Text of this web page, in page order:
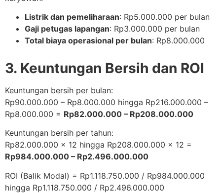
Listrik dan pemeliharaan: Rp5.000.000 per bulan
Gaji petugas lapangan: Rp3.000.000 per bulan
Total biaya operasional per bulan: Rp8.000.000
3. Keuntungan Bersih dan ROI
Keuntungan bersih per bulan:
Rp90.000.000 – Rp8.000.000 hingga Rp216.000.000 –
Rp8.000.000 = Rp82.000.000 – Rp208.000.000
Keuntungan bersih per tahun:
Rp82.000.000 x 12 hingga Rp208.000.000 x 12 =
Rp984.000.000 – Rp2.496.000.000
ROI (Balik Modal) = Rp1.118.750.000 / Rp984.000.000
hingga Rp1.118.750.000 / Rp2.496.000.000